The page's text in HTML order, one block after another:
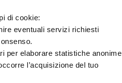
di cookie:
eventuali servizi richiesti
per elaborare statistiche anonime
l’acquisizione del tuo